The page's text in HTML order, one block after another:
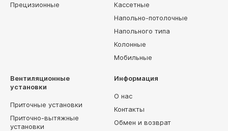
Прецизионные
Кассетные
Напольно-потолочные
Напольного типа
Колонные
Мобильные
Вентиляционные
установки
Приточные установки
Приточно-вытяжные
установки
Информация
О нас
Контакты
Обмен и возврат